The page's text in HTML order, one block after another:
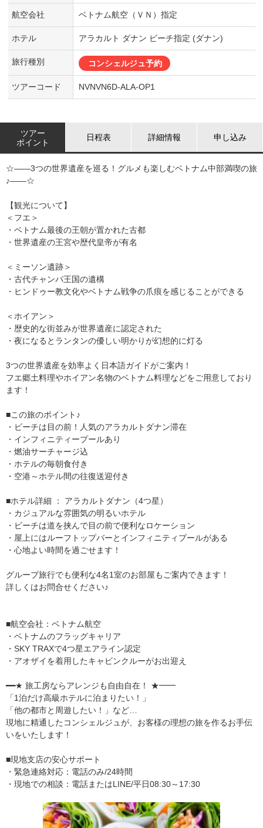
航空会社 ベトナム航空（ＶＮ）指定
ホテル アラカルト ダナン ビーチ指定 (ダナン)
旅行種別 コンシェルジュ予約
ツアーコード NVNVN6D-ALA-OP1
ツアー
ポイント
日程表 詳細情報 申し込み
☆――3つの世界遺産を巡る！グルメも楽しむベトナム中部満喫の旅
♪――☆
【観光について】
＜フエ＞
・ベトナム最後の王朝が置かれた古都
・世界遺産の王宮や歴代皇帝が有名
＜ミーソン遺跡＞
・古代チャンパ王国の遺構
・ヒンドゥー教文化やベトナム戦争の爪痕を感じることができる
＜ホイアン＞
・歴史的な街並みが世界遺産に認定された
・夜になるとランタンの優しい明かりが幻想的に灯る
3つの世界遺産を効率よく日本語ガイドがご案内！
フエ郷土料理やホイアン名物のベトナム料理などをご用意しており
ます！
■この旅のポイント♪
・ビーチは目の前！人気のアラカルトダナン滞在
・インフィニティープールあり
・燃油サーチャージ込
・ホテルの毎朝食付き
・空港～ホテル間の往復送迎付き
■ホテル詳細 ： アラカルトダナン（4つ星）
・カジュアルな雰囲気の明るいホテル
・ビーチは道を挟んで目の前で便利なロケーション
・屋上にはルーフトップバーとインフィニティプールがある
・心地よい時間を過ごせます！
グループ旅行でも便利な4名1室のお部屋もご案内できます！
詳しくはお問合せください♪
■航空会社：ベトナム航空
・ベトナムのフラッグキャリア
・SKY TRAXで4つ星エアライン認定
・アオザイを着用したキャビンクルーがお出迎え
━━★ 旅工房ならアレンジも自由自在！ ★━━
「1泊だけ高級ホテルに泊まりたい！」
「他の都市と周遊したい！」など…
現地に精通したコンシェルジュが、お客様の理想の旅を作るお手伝
いをいたします！
■現地支店の安心サポート
・緊急連絡対応：電話のみ/24時間
・現地での相談：電話またはLINE/平日08:30～17:30